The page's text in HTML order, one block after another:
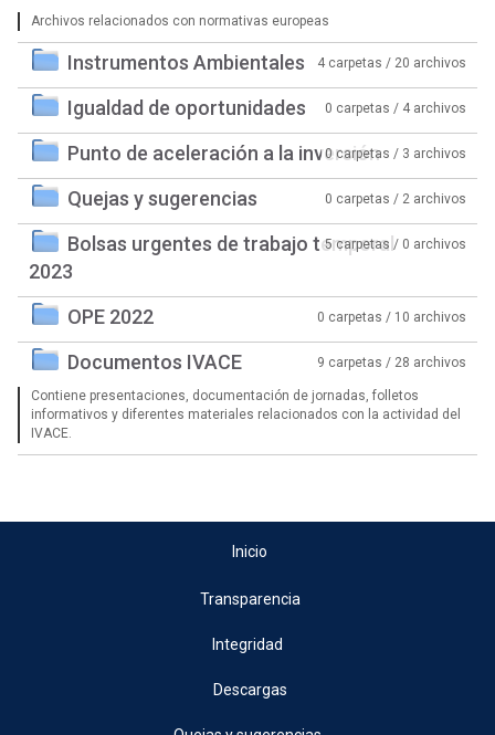
Archivos relacionados con normativas europeas
Instrumentos Ambientales 4 carpetas / 20 archivos
Igualdad de oportunidades 0 carpetas / 4 archivos
Punto de aceleración a la inversión0 carpetas / 3 archivos
Quejas y sugerencias 0 carpetas / 2 archivos
Bolsas urgentes de trabajo temporal
2023
5 carpetas / 0 archivos
OPE 2022 0 carpetas / 10 archivos
Documentos IVACE 9 carpetas / 28 archivos
Contiene presentaciones, documentación de jornadas, folletos
informativos y diferentes materiales relacionados con la actividad del
IVACE.
Inicio
Transparencia
Integridad
Descargas